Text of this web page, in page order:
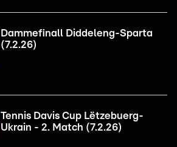
Dammefinall Diddeleng-Sparta
(7.2.26)
Tennis Davis Cup Lëtzebuerg-
Ukrain - 2. Match (7.2.26)